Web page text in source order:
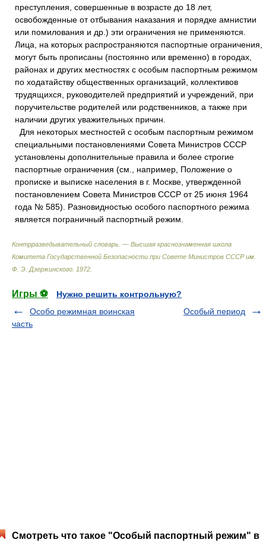
преступления, совершенные в возрасте до 18 лет,
освобожденные от отбывания наказания и порядке амнистии
или помилования и др.) эти ограничения не применяются.
Лица, на которых распространяются паспортные ограничения,
могут быть прописаны (постоянно или временно) в городах,
районах и других местностях с особым паспортным режимом
по ходатайству общественных организаций, коллективов
трудящихся, руководителей предприятий и учреждений, при
поручительстве родителей или родственников, а также при
наличии других уважительных причин.
Для некоторых местностей с особым паспортным режимом
специальными постановлениями Совета Министров СССР
установлены дополнительные правила и более строгие
паспортные ограничения (см., например, Положение о
прописке и выписке населения в г. Москве, утвержденной
постановлением Совета Министров СССР от 25 июня 1964
года № 585). Разновидностью особого паспортного режима
является пограничный паспортный режим.
Контрразведывательный словарь. — Высшая краснознаменная школа
Комитета Государственной Безопасности при Совете Министров СССР им.
Ф. Э. Дзержинского 1972
Игры ⚽
Нужно решить контрольную?
Особо режимная воинская
часть
Особый период
Смотреть что такое "Особый паспортный режим" в